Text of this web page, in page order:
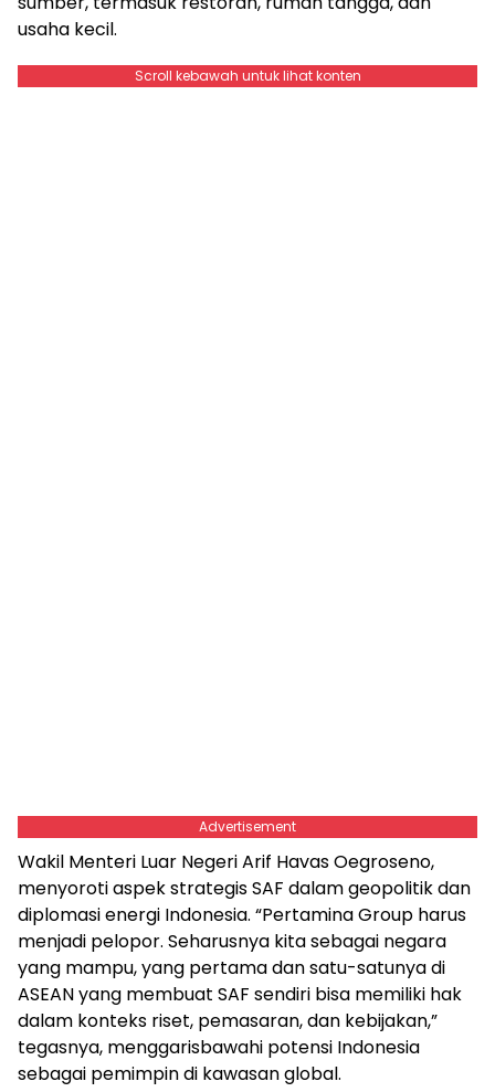
usaha kecil.
Scroll kebawah untuk lihat konten
Advertisement
Wakil Menteri Luar Negeri Arif Havas Oegroseno,
menyoroti aspek strategis SAF dalam geopolitik dan
diplomasi energi Indonesia. “Pertamina Group harus
menjadi pelopor. Seharusnya kita sebagai negara
yang mampu, yang pertama dan satu-satunya di
ASEAN yang membuat SAF sendiri bisa memiliki hak
dalam konteks riset, pemasaran, dan kebijakan,”
tegasnya, menggarisbawahi potensi Indonesia
sebagai pemimpin di kawasan global.